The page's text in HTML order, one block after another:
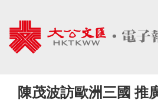
陳茂波訪歐洲三國 推